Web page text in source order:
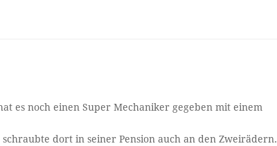
es noch einen Super Mechaniker gegeben mit einem
dort in seiner Pension auch an den Zweirädern.